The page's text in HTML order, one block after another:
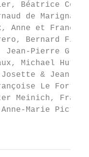
Béatrice
de
Anne et
Bernard
Pierre Graz,
Michael
& Jean-
Le Fort,
Meinich,
Marie